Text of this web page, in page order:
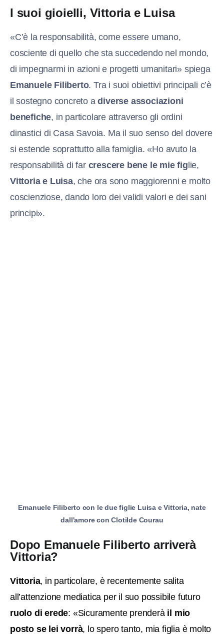
I suoi gioielli, Vittoria e Luisa
«C’è la responsabilità, come essere umano,
cosciente di quello che sta succedendo nel mondo,
di impegnarmi in azioni e progetti umanitari» spiega
Emanuele Filiberto. Tra i suoi obiettivi principali c’è
il sostegno concreto adiverse associazioni
benefiche, in particolare attraverso gli ordini
dinastici di Casa Savoia. Ma il suo senso del dovere
si estende soprattutto alla famiglia. «Ho avuto la
responsabilità di far crescere bene le mie fig lie,
Vittoria e Luisa, che ora sono maggiorenni e molto
coscienziose, dando loro dei validi valori e dei sani
principi».
Emanuele Filiberto con le due figlie Luisa e Vittoria, nate
dall'amore con Clotilde Courau
Dopo Emanuele Filiberto arriverà
Vittoria?
Vittoria, in particolare, è recentemente salita
all’attenzione mediatica per il suo possibile futuro
ruolo di erede: «Sicuramente prenderà il mio
posto se lei vorrà, lo spero tanto, mia figlia è molto